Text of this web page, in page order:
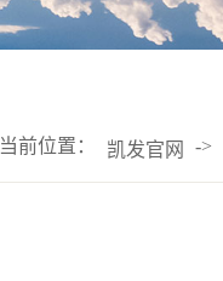
当前位置： 凯发官网 ->